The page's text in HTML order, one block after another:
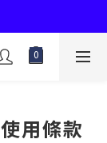
費
費
用條款